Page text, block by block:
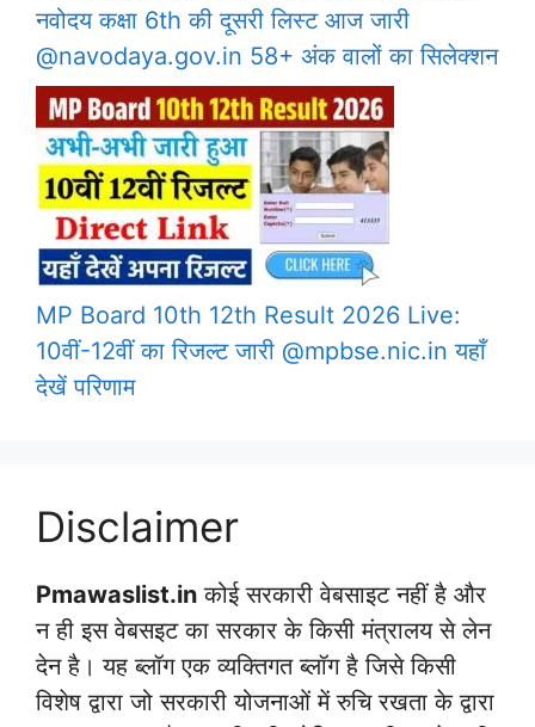
नवोदय कक्षा 6th की दूसरी लिस्ट आज जारी
@navodaya.gov.in 58+ अंक वालों का सिलेक्शन
MP Board 10th 12th Result 2026 Live:
10वीं-12वीं का रिजल्ट जारी @mpbse.nic.in यहाँ
देखें परिणाम
Disclaimer
Pmawaslist.in कोई सरकारी वेबसाइट नहीं है और
न ही इस वेबसइट का सरकार के किसी मंत्रालय से लेन
देन है। यह ब्लॉग एक व्यक्तिगत ब्लॉग है जिसे किसी
विशेष द्वारा जो सरकारी योजनाओं में रुचि रखता के द्वारा